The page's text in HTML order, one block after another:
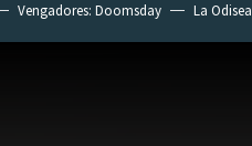
Vengadores: Doomsday La Odisea